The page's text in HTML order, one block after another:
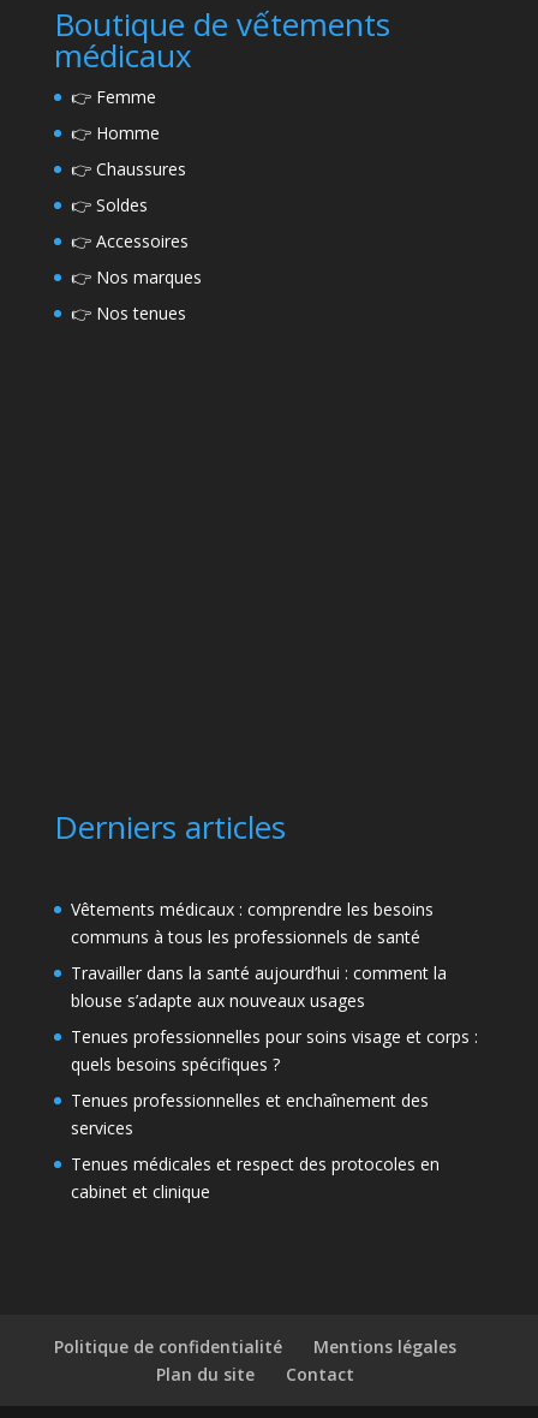
Boutique de vếtements
médicaux
👉 Femme
👉 Homme
👉 Chaussures
👉 Soldes
👉 Accessoires
👉 Nos marques
👉 Nos tenues
Derniers articles
Vêtements médicaux : comprendre les besoins
communs à tous les professionnels de santé
Travailler dans la santé aujourd’hui : comment la
blouse s’adapte aux nouveaux usages
Tenues professionnelles pour soins visage et corps :
quels besoins spécifiques ?
Tenues professionnelles et enchaînement des
services
Tenues médicales et respect des protocoles en
cabinet et clinique
Politique de confidentialité
Mentions légales
Plan du site
Contact